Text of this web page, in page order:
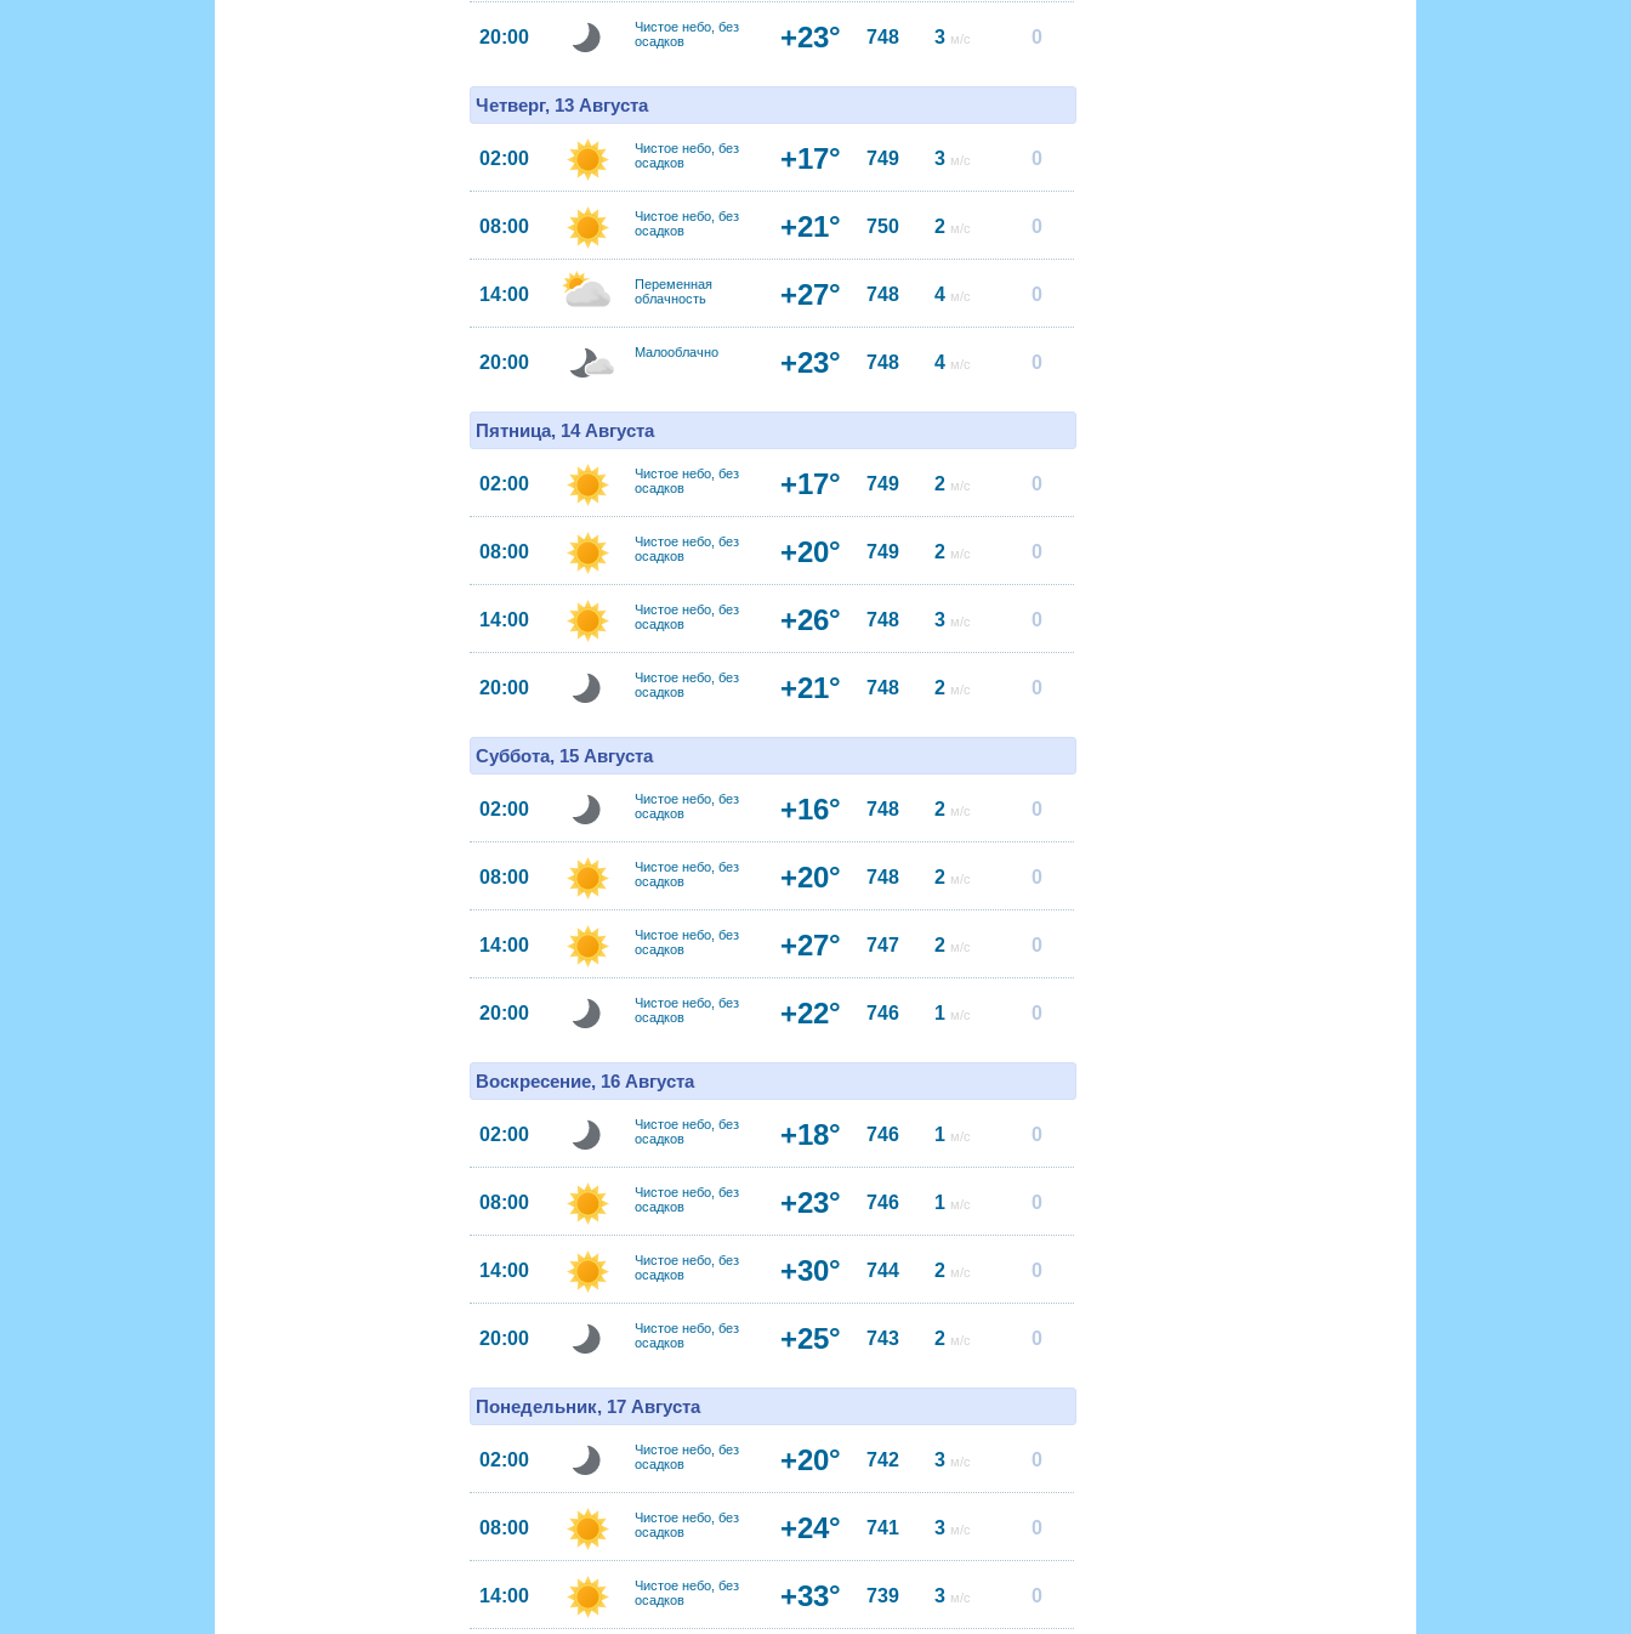
20:00
Чистое небо, без
осадков
+23° 748 3 м/с 0
Четверг, 13 Августа
02:00
Чистое небо, без
осадков
+17° 749 3 м/с 0
08:00
Чистое небо, без
осадков
+21° 750 2 м/с 0
14:00
Переменная
облачность
+27° 748 4 м/с 0
20:00 Малооблачно +23° 748 4 м/с 0
Пятница, 14 Августа
02:00
Чистое небо, без
осадков
+17° 749 2 м/с 0
08:00
Чистое небо, без
осадков
+20° 749 2 м/с 0
14:00
Чистое небо, без
осадков
+26° 748 3 м/с 0
20:00
Чистое небо, без
осадков
+21° 748 2 м/с 0
Суббота, 15 Августа
02:00
Чистое небо, без
осадков
+16° 748 2 м/с 0
08:00
Чистое небо, без
осадков
+20° 748 2 м/с 0
14:00
Чистое небо, без
осадков
+27° 747 2 м/с 0
20:00
Чистое небо, без
осадков
+22° 746 1 м/с 0
Воскресение, 16 Августа
02:00
Чистое небо, без
осадков
+18° 746 1 м/с 0
08:00
Чистое небо, без
осадков
+23° 746 1 м/с 0
14:00
Чистое небо, без
осадков
+30° 744 2 м/с 0
20:00
Чистое небо, без
осадков
+25° 743 2 м/с 0
Понедельник, 17 Августа
02:00
Чистое небо, без
осадков
+20° 742 3 м/с 0
08:00
Чистое небо, без
осадков
+24° 741 3 м/с 0
14:00
Чистое небо, без
осадков
+33° 739 3 м/с 0